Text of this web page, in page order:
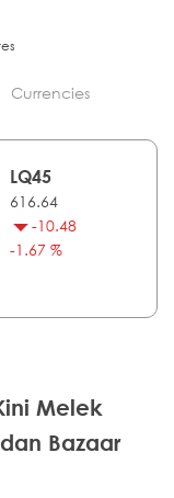
Currencies
LQ45
616.64
-10.48
-1.67 %
Melek
Bazaar